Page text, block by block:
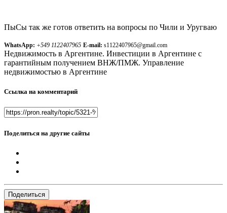
ПыСы так же готов ответить на вопросы по Чили и Уругваю
WhatsApp: +549 1122407965 E-mail: s1122407965@gmail.com
Недвижимость в Аргентине. Инвестиции в Аргентине с
гарантийным получением ВНЖ/ПМЖ. Управление
недвижимостью в Аргентине
Ссылка на комментарий
Поделиться на другие сайты
Поделиться